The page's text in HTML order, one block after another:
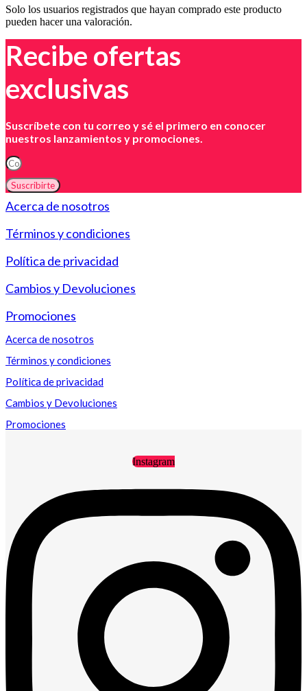
Solo los usuarios registrados que hayan comprado este producto
pueden hacer una valoración.
Recibe ofertas
exclusivas
Suscríbete con tu correo y sé el primero en conocer
nuestros lanzamientos y promociones.
Suscribirte
Acerca de nosotros
Términos y condiciones
Política de privacidad
Cambios y Devoluciones
Promociones
Acerca de nosotros
Términos y condiciones
Política de privacidad
Cambios y Devoluciones
Promociones
Instagram